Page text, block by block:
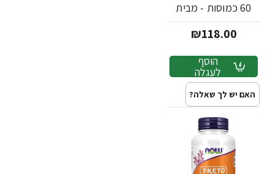
60 כמוסות - מבית
Himalaya
₪118.00
הוסף
לעגלה
האם יש לך שאלה?